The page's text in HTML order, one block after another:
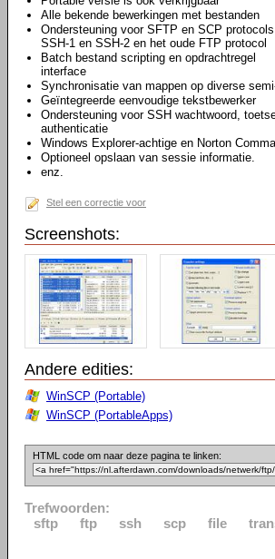
Alle bekende bewerkingen met bestanden
Ondersteuning voor SFTP en SCP
SSH-1 en SSH-2 en het oude FTP protocol
Batch bestand scripting en opdrachtregel
interface
Synchronisatie van mappen op diverse
Geïntegreerde eenvoudige tekstbewerker
Ondersteuning voor SSH wachtwoord,
authenticatie
Windows Explorer-achtige en Norton
Optioneel opslaan van sessie informatie.
enz.
Stel een correctie voor
Screenshots:
Andere edities:
WinSCP (Portable)
WinSCP (PortableApps)
HTML code om naar deze pagina te linken:
Trefwoorden:
sftp
ftp ssh scp file